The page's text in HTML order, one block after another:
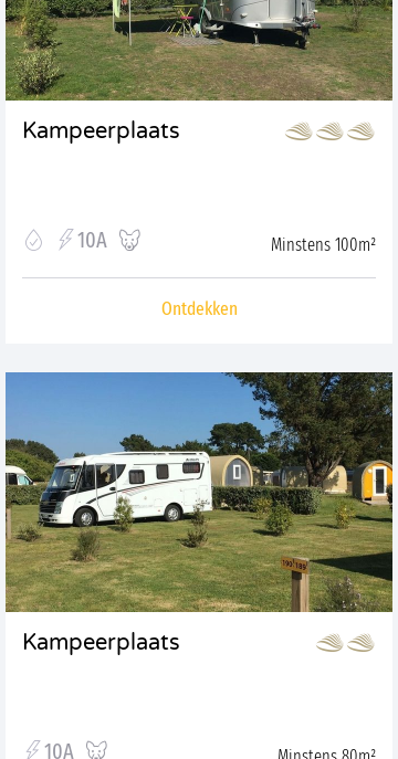
Kampeerplaats
10A Minstens 100m²
Ontdekken
Kampeerplaats
10A